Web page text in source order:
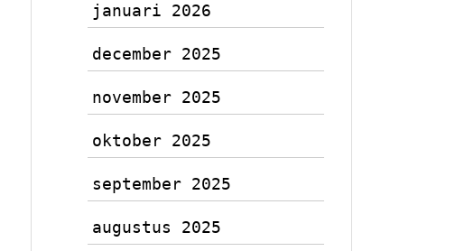
januari 2026
december 2025
november 2025
oktober 2025
september 2025
augustus 2025